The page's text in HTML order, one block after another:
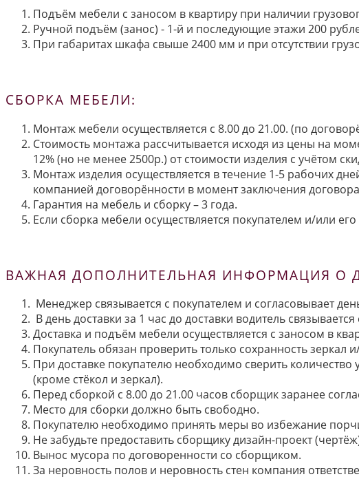
Подъём мебели с заносом в квартиру при наличии
Ручной подъём (занос) - 1-й и последующие этажи 200
При габаритах шкафа свыше 2400 мм и при отсутствии
СБОРКА МЕБЕЛИ:
Монтаж мебели осуществляется с 8.00 до 21.00. (по
Стоимость монтажа рассчитывается исходя из цены на
12% (но не менее 2500р.) от стоимости изделия с учётом
Монтаж изделия осуществляется в течение 1-5 рабочих
компанией договорённости в момент заключения
Гарантия на мебель и сборку – 3 года.
Если сборка мебели осуществляется покупателем и/или
ВАЖНАЯ ДОПОЛНИТЕЛЬНАЯ ИНФОРМАЦИЯ О
Менеджер связывается с покупателем и согласовывает
В день доставки за 1 час до доставки водитель
Доставка и подъём мебели осуществляется с заносом в
Покупатель обязан проверить только сохранность зеркал
При доставке покупателю необходимо сверить
(кроме стёкол и зеркал).
Перед сборкой с 8.00 до 21.00 часов сборщик заранее
Место для сборки должно быть свободно.
Покупателю необходимо принять меры во избежание
Не забудьте предоставить сборщику дизайн-проект
Вынос мусора по договоренности со сборщиком.
За неровность полов и неровность стен компания